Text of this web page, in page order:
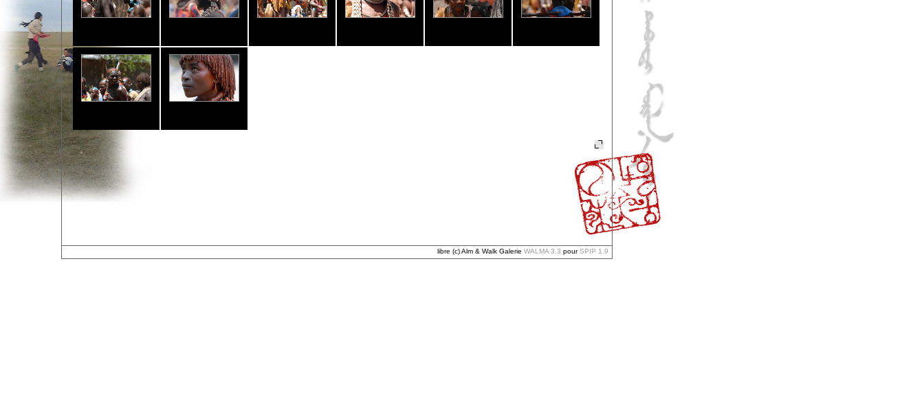
libre (c) Alm & Walk Galerie WALMA 3.3 pourSPIP 1.9